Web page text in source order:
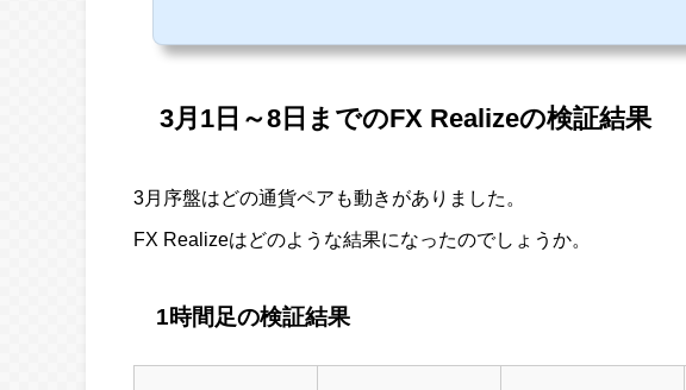
3月1日～8日までのFX Realizeの検証結果
3月序盤はどの通貨ペアも動きがありました。
FX Realizeはどのような結果になったのでしょうか。
1時間足の検証結果